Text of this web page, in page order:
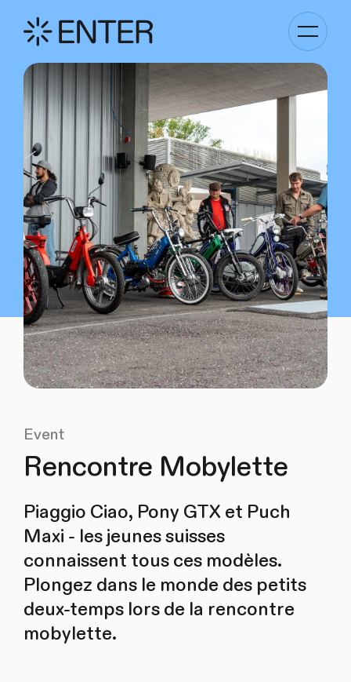
Basculer
la
Event
Rencontre Mobylette
Piaggio Ciao, Pony GTX et Puch
Maxi - les jeunes suisses
connaissent tous ces modèles.
Plongez dans le monde des petits
deux-temps lors de la rencontre
mobylette.